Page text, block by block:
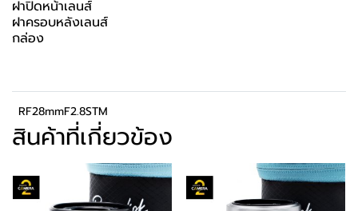
ฝาปิดหน้าเลนส์
ฝาครอบหลังเลนส์
กล่อง
RF28mmF2.8STM
สินค้าที่เกี่ยวข้อง